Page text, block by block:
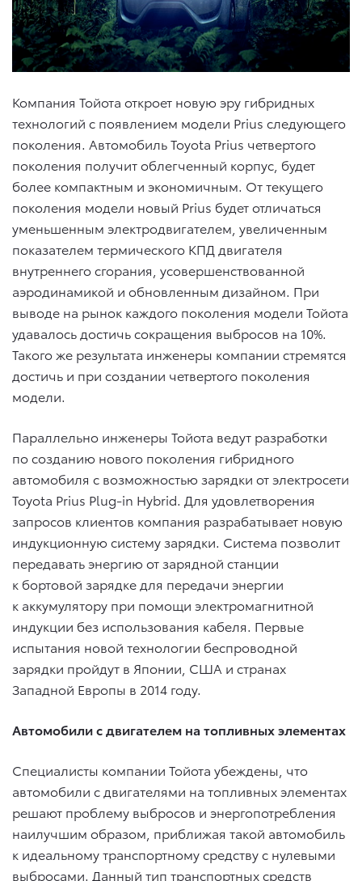
Компания Тойота откроет новую эру гибридных
технологий с появлением модели Prius следующего
поколения. Автомобиль Toyota Prius четвертого
поколения получит облегченный корпус, будет
более компактным и экономичным. От текущего
поколения модели новый Prius будет отличаться
уменьшенным электродвигателем, увеличенным
показателем термического КПД двигателя
внутреннего сгорания, усовершенствованной
аэродинамикой и обновленным дизайном. При
выводе на рынок каждого поколения модели Тойота
удавалось достичь сокращения выбросов на 10%.
Такого же результата инженеры компании стремятся
достичь и при создании четвертого поколения
модели.
Параллельно инженеры Тойота ведут разработки
по созданию нового поколения гибридного
автомобиля с возможностью зарядки от электросети
Toyota Prius Plug-in Hybrid. Для удовлетворения
запросов клиентов компания разрабатывает новую
индукционную систему зарядки. Система позволит
передавать энергию от зарядной станции
к бортовой зарядке для передачи энергии
к аккумулятору при помощи электромагнитной
индукции без использования кабеля. Первые
испытания новой технологии беспроводной
зарядки пройдут в Японии, США и странах
Западной Европы в 2014 году.
Автомобили с двигателем на топливных элементах
Специалисты компании Тойота убеждены, что
автомобили с двигателями на топливных элементах
решают проблему выбросов и энергопотребления
наилучшим образом, приближая такой автомобиль
к идеальному транспортному средству с нулевыми
выбросами. Данный тип транспортных средств